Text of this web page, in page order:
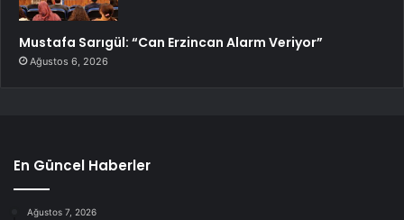
Mustafa Sarıgül: “Can Erzincan Alarm Veriyor”
Ağustos 6, 2026
En Güncel Haberler
Ağustos 7, 2026